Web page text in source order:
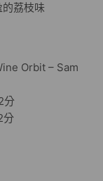
荔枝味
Orbit – Sam
分
分